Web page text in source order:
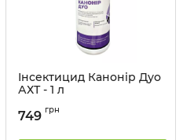
Інсектицид Канонір Дуо
АХТ - 1 л
749 грн